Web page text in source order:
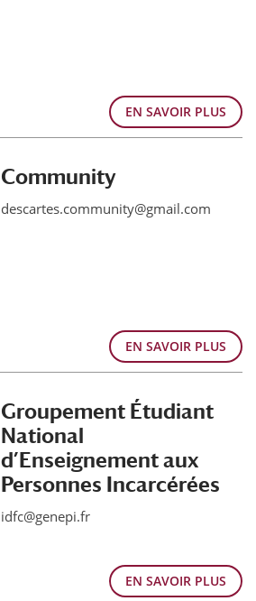
EN SAVOIR PLUS
Community
descartes.community@gmail.com
EN SAVOIR PLUS
Groupement Étudiant
National
d’Enseignement aux
Personnes Incarcérées
idfc@genepi.fr
EN SAVOIR PLUS